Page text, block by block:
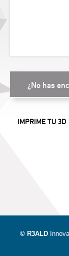
¿No has
IMPRIME TU 3D
© R3ALD